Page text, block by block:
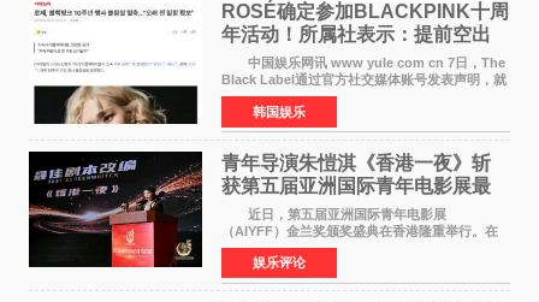
ROSÉ确定参加BLACKPINK十周
年活动！所属社表示：提前空出
了时间
中国娱乐网讯 www yule com cn 7日，The
Black Label通过官方社交媒体账号发表声明，就
近期网络上关于ROS&Eacute;个人行程及是否参
加BLACKPINK出道纪念活动的种种猜测作出正
式回应。 Th
韩国娱乐
青年导演朱愷淇《香港一夜》斩
获第五届亚洲国际青年电影展最
佳剧本改编奖
近日，第五届亚洲国际青年电影展
（AIYFF）金兰奖颁奖盛典在香港隆重举行。在
这场汇聚数百位海内外电影人、文化界人士及媒
体代表的亚洲青年影视盛会上，香港本土电影
《香港一夜》（Dawn in Ho
娱乐评论